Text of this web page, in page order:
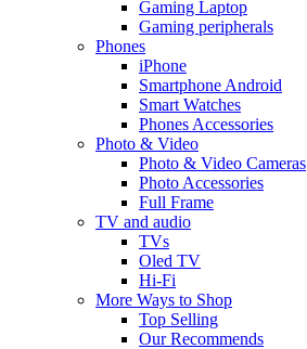
Gaming Laptop
Gaming peripherals
Phones
iPhone
Smartphone Android
Smart Watches
Phones Accessories
Photo & Video
Photo & Video Cameras
Photo Accessories
Full Frame
TV and audio
TVs
Oled TV
Hi-Fi
More Ways to Shop
Top Selling
Our Recommends